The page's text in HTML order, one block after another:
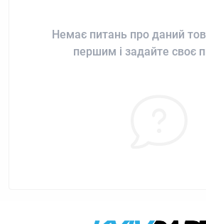
Немає питань про даний
першим і задайте своє